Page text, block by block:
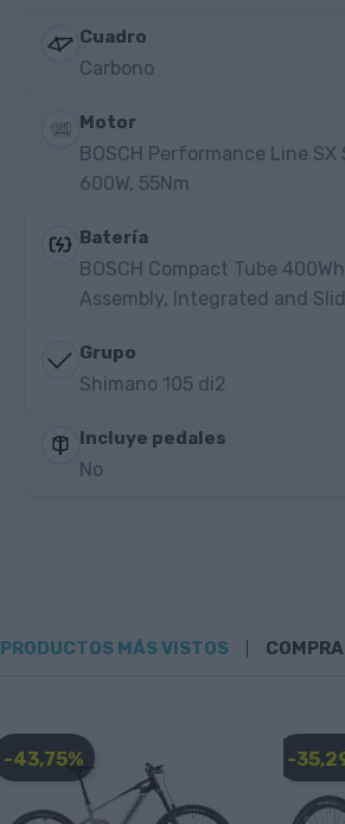
Cuadro
Carbono
Motor
BOSCH Performance Line
600W, 55Nm
Batería
BOSCH Compact Tube
Assembly, Integrated and
Grupo
Shimano 105 di2
Incluye pedales
No
PRODUCTOS MÁS VISTOS
-43,75% -